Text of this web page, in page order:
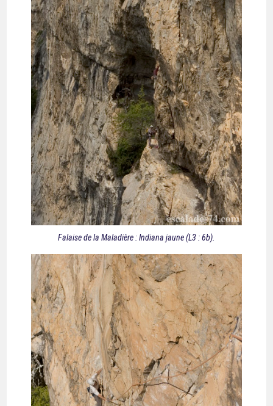
Falaise de la Maladière : Indiana jaune (L3 : 6b).